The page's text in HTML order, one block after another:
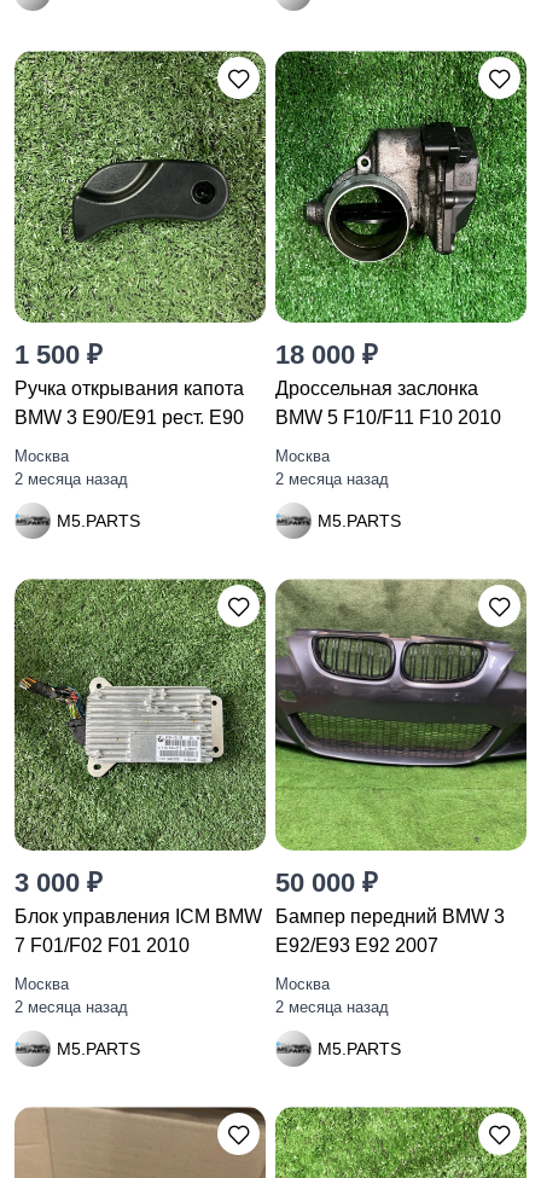
1 500 ₽
Ручка открывания капота
BMW 3 E90/E91 рест. E90
Москва
2 месяца назад
M5.PARTS
18 000 ₽
Дроссельная заслонка
BMW 5 F10/F11 F10 2010
Москва
2 месяца назад
M5.PARTS
3 000 ₽
Блок управления ICM BMW
7 F01/F02 F01 2010
Москва
2 месяца назад
M5.PARTS
50 000 ₽
Бампер передний BMW 3
E92/E93 E92 2007
Москва
2 месяца назад
M5.PARTS